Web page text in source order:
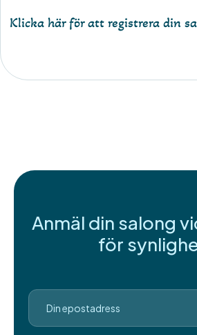
Klicka här för att registrera din
Anmäl din salong
för